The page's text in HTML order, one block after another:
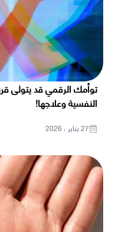
توأمك الرقمي قد يتولى
النفسية وعلاجها!
27 يناير ، 2026